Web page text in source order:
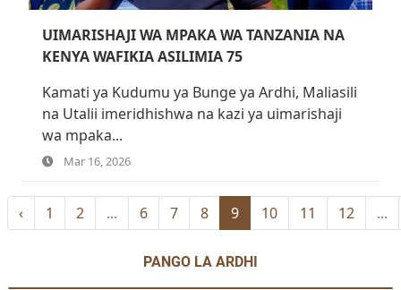
UIMARISHAJI WA MPAKA WA TANZANIA NA
KENYA WAFIKIA ASILIMIA 75
Kamati ya Kudumu ya Bunge ya Ardhi, Maliasili
na Utalii imeridhishwa na kazi ya uimarishaji
wa mpaka...
Mar 16, 2026
‹ 1 2 ... 6 7 8 9 10 11 12 ...
PANGO LA ARDHI